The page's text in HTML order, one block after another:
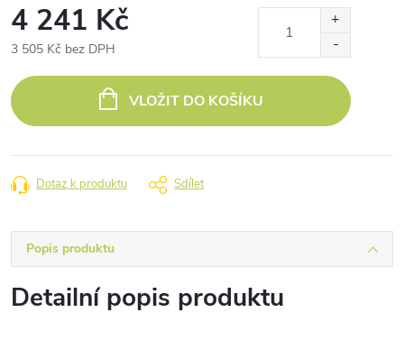
4 241 Kč
3 505 Kč bez DPH
cena:
VLOŽIT DO KOŠÍKU
Dotaz k produktu Sdílet
Popis produktu
Detailní popis produktu